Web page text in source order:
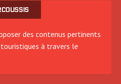
des contenus pertinents
à travers le